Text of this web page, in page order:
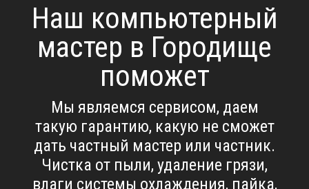
Наш компьютерный
мастер в Городище
поможет
Мы являемся сервисом, даем
такую гарантию, какую не сможет
дать частный мастер или частник.
Чистка от пыли, удаление грязи,
влаги системы охлаждения, пайка,